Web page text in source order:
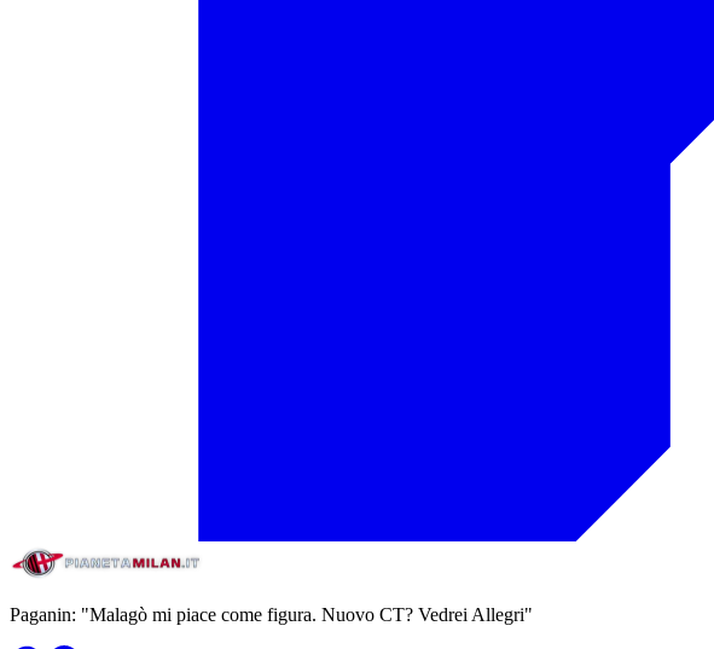
Paganin: "Malagò mi piace come figura. Nuovo CT? Vedrei Allegri"